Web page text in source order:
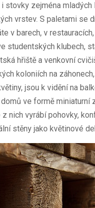
stovky zejména mladých
vrstev. S paletami se
v barech, v
studentských klubech,
hřiště a venkovní
koloniích na
jsou k vidění na
ve formě miniaturní
nich vyrábí pohovky,
stěny jako květinové